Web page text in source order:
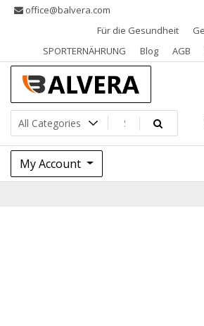
Skip
office@balvera.com
Für die Gesundheit
SPORTERNÄHRUNG
Blog AGB
Gewürze Balvera
Gewürze, Trockenfrüchte, Nüsse und
My Account